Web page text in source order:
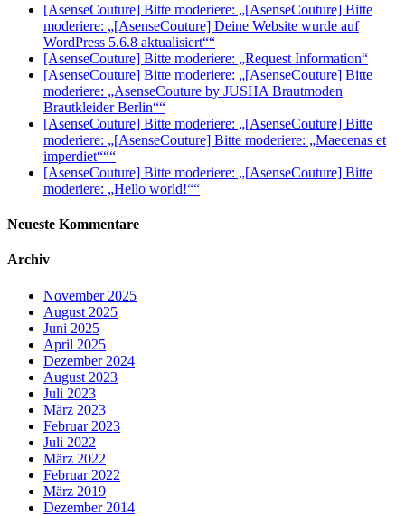
[AsenseCouture] Bitte moderiere: „[AsenseCouture] Bitte
moderiere: „[AsenseCouture] Deine Website wurde auf
WordPress 5.6.8 aktualisiert““
[AsenseCouture] Bitte moderiere: „Request Information“
[AsenseCouture] Bitte moderiere: „[AsenseCouture] Bitte
moderiere: „AsenseCouture by JUSHA Brautmoden
Brautkleider Berlin““
[AsenseCouture] Bitte moderiere: „[AsenseCouture] Bitte
moderiere: „[AsenseCouture] Bitte moderiere: „Maecenas et
imperdiet“““
[AsenseCouture] Bitte moderiere: „[AsenseCouture] Bitte
moderiere: „Hello world!““
Neueste Kommentare
Archiv
November 2025
August 2025
Juni 2025
April 2025
Dezember 2024
August 2023
Juli 2023
März 2023
Februar 2023
Juli 2022
März 2022
Februar 2022
März 2019
Dezember 2014